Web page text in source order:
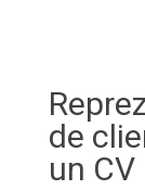
de
un CV